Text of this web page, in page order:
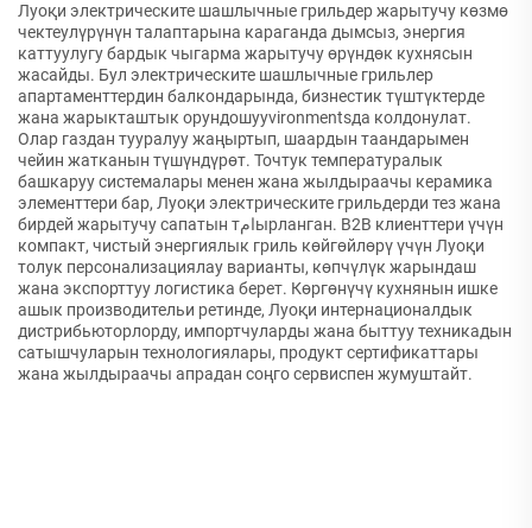
Луоқи электрическите шашлычные грильдер жарытучу көзмө
чектеулүрүнүн талаптарына караганда дымсыз, энергия
каттуулугу бардык чыгарма жарытучу өрүндөк кухнясын
жасайды. Бул электрическите шашлычные грильлер
апартаменттердин балкондарында, бизнестик түштүктерде
жана жарыкташтык орундошууvironmentsда колдонулат.
Олар газдан тууралуу жаңыртып, шаардын таандарымен
чейин жатканын түшүндүрөт. Точтук температуралык
башкаруу системалары менен жана жылдыраачы керамика
элементтери бар, Луоқи электрическите грильдерди тез жана
бирдей жарытучу сапатын тامырланган. B2B клиенттери үчүн
компакт, чистый энергиялык гриль көйгөйлөрү үчүн Луоқи
толук персонализациялау варианты, көпчүлүк жарындаш
жана экспорттуу логистика берет. Көргөнүчү кухнянын ишке
ашык производительи ретинде, Луоқи интернационалдык
дистрибьюторлорду, импортчуларды жана быттуу техникадын
сатышчуларын технологиялары, продукт сертификаттары
жана жылдыраачы апрадан соңго сервиспен жумуштайт.